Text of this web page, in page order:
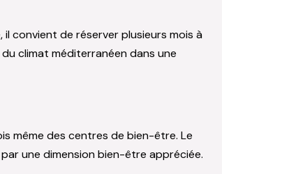
convient de réserver plusieurs mois à
climat méditerranéen dans une
même des centres de bien-être. Le
une dimension bien-être appréciée.